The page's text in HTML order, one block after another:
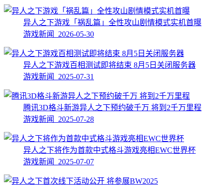
异人之下游戏「祸乱篇」全性攻山剧情模式实机首曝
游戏新闻 2026-05-30
异人之下游戏百相测试即将结束 8月5日关闭服务器
游戏新闻 2025-07-31
腾讯3D格斗新游异人之下预约破千万 将到2千万里程
游戏新闻 2025-07-28
异人之下将作为首款中式格斗游戏亮相EWC世界杯
游戏新闻 2025-07-07